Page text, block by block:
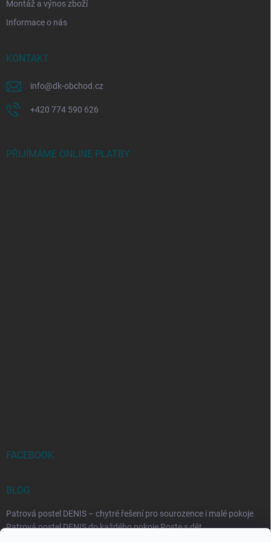
Montáž a výnos zboží
Informace o nás
KONTAKT
info@dk-obchod.cz
+420 774 590 626
PŘIJÍMÁME ONLINE PLATBY
FACEBOOK
BLOG
Patrová postel DENIS – chytré řešení pro sourozence i malé pokoje
Patrová postel DENIS do každého pokoje Roste s dět...